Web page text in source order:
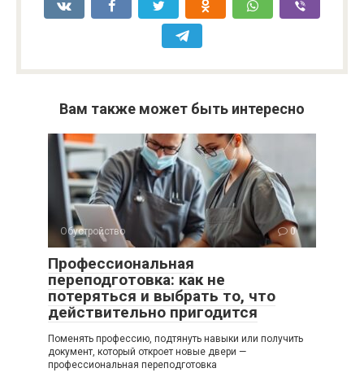
Вам также может быть интересно
Обустройство 0
Профессиональная
переподготовка: как не
потеряться и выбрать то, что
действительно пригодится
Поменять профессию, подтянуть навыки или получить
документ, который откроет новые двери —
профессиональная переподготовка